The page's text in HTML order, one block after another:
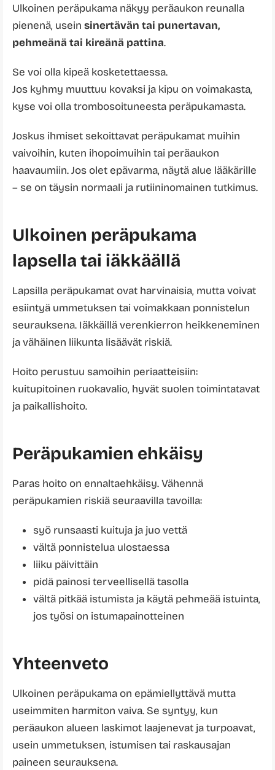
Ulkoinen peräpukama näkyy peräaukon reunalla
pienenä, usein sinertävän tai punertavan,
pehmeänä tai kireänä pattina.
Se voi olla kipeä kosketettaessa.
Jos kyhmy muuttuu kovaksi ja kipu on voimakasta,
kyse voi olla trombosoituneesta peräpukamasta.
Joskus ihmiset sekoittavat peräpukamat muihin
vaivoihin, kuten ihopoimuihin tai peräaukon
haavaumiin. Jos olet epävarma, näytä alue lääkärille
– se on täysin normaali ja rutiininomainen tutkimus.
Ulkoinen peräpukama
lapsella tai iäkkäällä
Lapsilla peräpukamat ovat harvinaisia, mutta voivat
esiintyä ummetuksen tai voimakkaan ponnistelun
seurauksena. Iäkkäillä verenkierron heikkeneminen
ja vähäinen liikunta lisäävät riskiä.
Hoito perustuu samoihin periaatteisiin:
kuitupitoinen ruokavalio, hyvät suolen toimintatavat
ja paikallishoito.
Peräpukamien ehkäisy
Paras hoito on ennaltaehkäisy. Vähennä
peräpukamien riskiä seuraavilla tavoilla:
syö runsaasti kuituja ja juo vettä
vältä ponnistelua ulostaessa
liiku päivittäin
pidä painosi terveellisellä tasolla
vältä pitkää istumista ja käytä pehmeää istuinta,
jos työsi on istumapainotteinen
Yhteenveto
Ulkoinen peräpukama on epämiellyttävä mutta
useimmiten harmiton vaiva. Se syntyy, kun
peräaukon alueen laskimot laajenevat ja turpoavat,
usein ummetuksen, istumisen tai raskausajan
paineen seurauksena.